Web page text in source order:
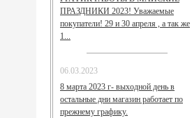
ПРАЗДНИКИ 2023! Уважаемые
покупатели! 29 и 30 апреля , а так же
1...
06.03.2023
8 марта 2023 г- выходной день в
остальные дни магазин работает по
прежнему графику.